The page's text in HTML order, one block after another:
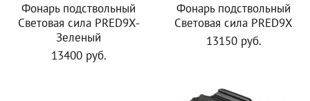
Фонарь подствольный
Световая сила PRED9X-
Зеленый
13400 руб.
Фонарь подствольный
Световая сила PRED9X
13150 руб.